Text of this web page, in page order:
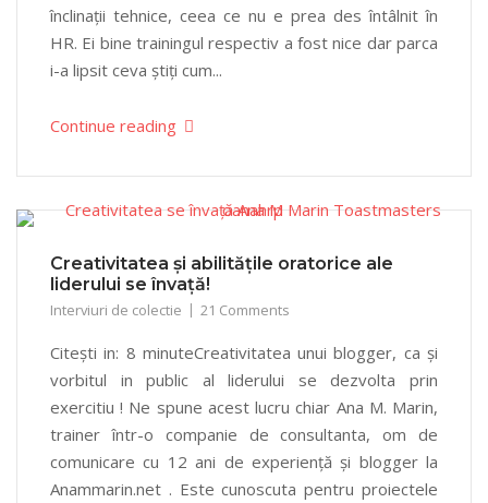
înclinații tehnice, ceea ce nu e prea des întâlnit în
HR. Ei bine trainingul respectiv a fost nice dar parca
i-a lipsit ceva știți cum...
Continue reading
Creativitatea și abilitățile oratorice ale
liderului se învață!
Interviuri de colectie 21 Comments
Citești in: 8 minuteCreativitatea unui blogger, ca și
vorbitul in public al liderului se dezvolta prin
exercitiu ! Ne spune acest lucru chiar Ana M. Marin,
trainer într-o companie de consultanta, om de
comunicare cu 12 ani de experiență și blogger la
Anammarin.net . Este cunoscuta pentru proiectele